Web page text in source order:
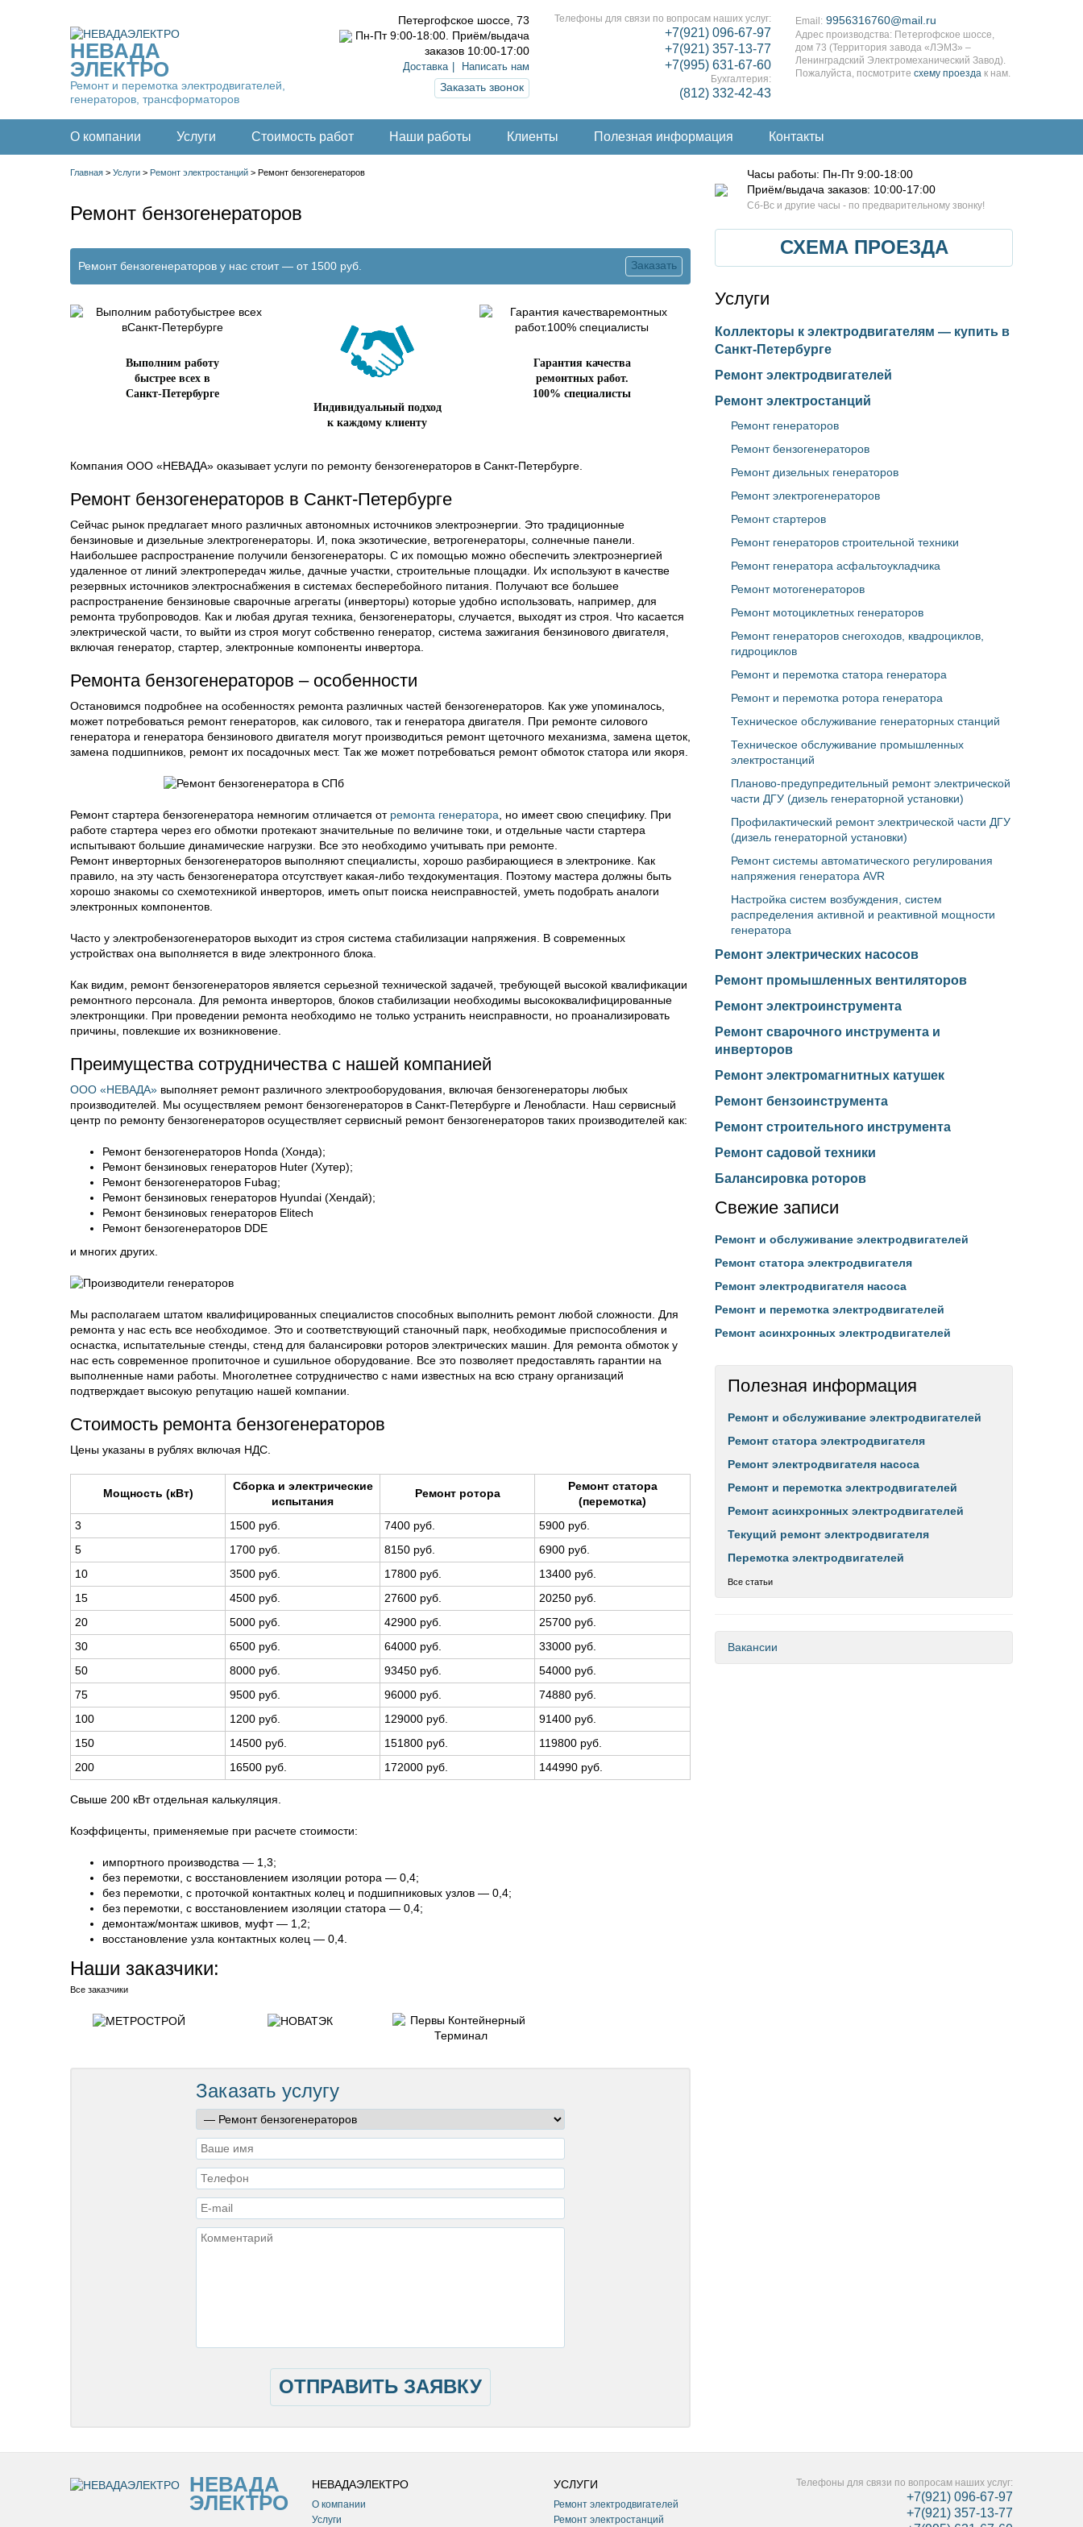
НЕВАДА
ЭЛЕКТРО
Ремонт и перемотка электродвигателей,
генераторов, трансформаторов
Петергофское шоссе, 73
Пн-Пт 9:00-18:00. Приём/выдача
заказов 10:00-17:00
Доставка Написать нам
Заказать звонок
Телефоны для связи по вопросам наших услуг:
+7(921) 096-67-97
+7(921) 357-13-77
+7(995) 631-67-60
Бухгалтерия:
(812) 332-42-43
Email: 9956316760@mail.ru
Адрес производства: Петергофское шоссе,
дом 73 (Территория завода «ЛЭМЗ» –
Ленинградский Электромеханический Завод).
Пожалуйста, посмотрите схему проезда к нам.
О компании Услуги Стоимость работ Наши работы Клиенты Полезная информация Контакты
Главная > Услуги > Ремонт электростанций > Ремонт бензогенераторов
Ремонт бензогенераторов
Ремонт бензогенераторов у нас стоит — от1500 руб. Заказать
Выполним работу
быстрее всех в
Санкт-Петербурге
Индивидуальный подход
к каждому клиенту
Гарантия качества
ремонтных работ.
100% специалисты
Компания ООО «НЕВАДА» оказывает услуги по ремонту бензогенераторов в Санкт-Петербурге.
Ремонт бензогенераторов в Санкт-Петербурге
Сейчас рынок предлагает много различных автономных источников электроэнергии. Это традиционные
бензиновые и дизельные электрогенераторы. И, пока экзотические, ветрогенераторы, солнечные панели.
Наибольшее распространение получили бензогенераторы. С их помощью можно обеспечить электроэнергией
удаленное от линий электропередач жилье, дачные участки, строительные площадки. Их используют в качестве
резервных источников электроснабжения в системах бесперебойного питания. Получают все большее
распространение бензиновые сварочные агрегаты (инверторы) которые удобно использовать, например, для
ремонта трубопроводов. Как и любая другая техника, бензогенераторы, случается, выходят из строя. Что касается
электрической части, то выйти из строя могут собственно генератор, система зажигания бензинового двигателя,
включая генератор, стартер, электронные компоненты инвертора.
Ремонта бензогенераторов – особенности
Остановимся подробнее на особенностях ремонта различных частей бензогенераторов. Как уже упоминалось,
может потребоваться ремонт генераторов, как силового, так и генератора двигателя. При ремонте силового
генератора и генератора бензинового двигателя могут производиться ремонт щеточного механизма, замена щеток,
замена подшипников, ремонт их посадочных мест. Так же может потребоваться ремонт обмоток статора или якоря.
Ремонт стартера бензогенератора немногим отличается от ремонта генератора , но имеет свою специфику. При
работе стартера через его обмотки протекают значительные по величине токи, и отдельные части стартера
испытывают большие динамические нагрузки. Все это необходимо учитывать при ремонте.
Ремонт инверторных бензогенераторов выполняют специалисты, хорошо разбирающиеся в электронике. Как
правило, на эту часть бензогенератора отсутствует какая-либо техдокументация. Поэтому мастера должны быть
хорошо знакомы со схемотехникой инверторов, иметь опыт поиска неисправностей, уметь подобрать аналоги
электронных компонентов.
Часто у электробензогенераторов выходит из строя система стабилизации напряжения. В современных
устройствах она выполняется в виде электронного блока.
Как видим, ремонт бензогенераторов является серьезной технической задачей, требующей высокой квалификации
ремонтного персонала. Для ремонта инверторов, блоков стабилизации необходимы высококвалифицированные
электронщики. При проведении ремонта необходимо не только устранить неисправности, но проанализировать
причины, повлекшие их возникновение.
Преимущества сотрудничества с нашей компанией
ООО «НЕВАДА» выполняет ремонт различного электрооборудования, включая бензогенераторы любых
производителей. Мы осуществляем ремонт бензогенераторов в Санкт-Петербурге и Ленобласти. Наш сервисный
центр по ремонту бензогенераторов осуществляет сервисный ремонт бензогенераторов таких производителей как:
Ремонт бензогенераторов Honda (Хонда);
Ремонт бензиновых генераторов Huter (Хутер);
Ремонт бензогенераторов Fubag;
Ремонт бензиновых генераторов Hyundai (Хендай);
Ремонт бензиновых генераторов Elitech
Ремонт бензогенераторов DDE
и многих других.
Мы располагаем штатом квалифицированных специалистов способных выполнить ремонт любой сложности. Для
ремонта у нас есть все необходимое. Это и соответствующий станочный парк, необходимые приспособления и
оснастка, испытательные стенды, стенд для балансировки роторов электрических машин. Для ремонта обмоток у
нас есть современное пропиточное и сушильное оборудование. Все это позволяет предоставлять гарантии на
выполненные нами работы. Многолетнее сотрудничество с нами известных на всю страну организаций
подтверждает высокую репутацию нашей компании.
Стоимость ремонта бензогенераторов
Цены указаны в рублях включая НДС.
Мощность (кВт)
Сборка и электрические
испытания
Ремонт ротора
Ремонт статора
(перемотка)
3
1500 руб. 7400 руб.
5900 руб.
5
1700 руб. 8150 руб.
6900 руб.
10
3500 руб. 17800 руб.
13400 руб.
15
4500 руб. 27600 руб.
20250 руб.
20
5000 руб. 42900 руб.
25700 руб.
30
6500 руб. 64000 руб.
33000 руб.
50
8000 руб. 93450 руб.
54000 руб.
75
9500 руб. 96000 руб.
74880 руб.
100
1200 руб. 129000 руб.
91400 руб.
150
14500 руб. 151800 руб.
119800 руб.
200
16500 руб. 172000 руб. 144990 руб.
Свыше 200 кВт отдельная калькуляция.
Коэффиценты, применяемые при расчете стоимости:
импортного производства — 1,3;
без перемотки, с восстановлением изоляции ротора — 0,4;
без перемотки, с проточкой контактных колец и подшипниковых узлов — 0,4;
без перемотки, с восстановлением изоляции статора — 0,4;
демонтаж/монтаж шкивов, муфт — 1,2;
восстановление узла контактных колец — 0,4.
Наши заказчики:
Все заказчики
Заказать услугу
ОТПРАВИТЬ ЗАЯВКУ
Часы работы: Пн-Пт 9:00-18:00
Приём/выдача заказов: 10:00-17:00
Cб-Вс и другие часы - по предварительному звонку!
СХЕМА ПРОЕЗДА
Услуги
Коллекторы к электродвигателям — купить в
Санкт-Петербурге
Ремонт электродвигателей
Ремонт электростанций
Ремонт генераторов
Ремонт бензогенераторов
Ремонт дизельных генераторов
Ремонт электрогенераторов
Ремонт стартеров
Ремонт генераторов строительной техники
Ремонт генератора асфальтоукладчика
Ремонт мотогенераторов
Ремонт мотоциклетных генераторов
Ремонт генераторов снегоходов, квадроциклов,
гидроциклов
Ремонт и перемотка статора генератора
Ремонт и перемотка ротора генератора
Техническое обслуживание генераторных станций
Техническое обслуживание промышленных
электростанций
Планово-предупредительный ремонт электрической
части ДГУ (дизель генераторной установки)
Профилактический ремонт электрической части ДГУ
(дизель генераторной установки)
Ремонт системы автоматического регулирования
напряжения генератора AVR
Настройка систем возбуждения, систем
распределения активной и реактивной мощности
генератора
Ремонт электрических насосов
Ремонт промышленных вентиляторов
Ремонт электроинструмента
Ремонт сварочного инструмента и
инверторов
Ремонт электромагнитных катушек
Ремонт бензоинструмента
Ремонт строительного инструмента
Ремонт садовой техники
Балансировка роторов
Свежие записи
Ремонт и обслуживание электродвигателей
Ремонт статора электродвигателя
Ремонт электродвигателя насоса
Ремонт и перемотка электродвигателей
Ремонт асинхронных электродвигателей
Полезная информация
Ремонт и обслуживание электродвигателей
Ремонт статора электродвигателя
Ремонт электродвигателя насоса
Ремонт и перемотка электродвигателей
Ремонт асинхронных электродвигателей
Текущий ремонт электродвигателя
Перемотка электродвигателей
Все статьи
Вакансии
НЕВАДА
ЭЛЕКТРО
НЕВАДАЭЛЕКТРО
О компании
Услуги
УСЛУГИ
Ремонт электродвигателей
Ремонт электростанций
Телефоны для связи по вопросам наших услуг:
+7(921) 096-67-97
+7(921) 357-13-77